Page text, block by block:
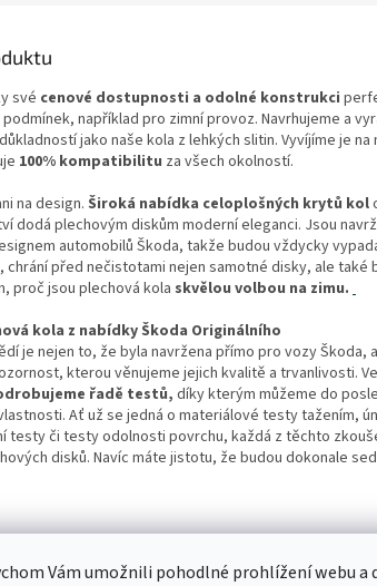
Vám umožnili pohodlné prohlížení webu a
své cenové dostupnosti a odolné konstrukci
například pro zimní provoz. Navrhujeme a
jako naše kola z lehkých slitin. Vyvíjíme je na
100% kompatibilitu za všech okolností.
na design. Široká nabídka celoplošných krytů kol
dodá plechovým diskům moderní eleganci. Jsou
automobilů Škoda, takže budou vždycky
chrání před nečistotami nejen samotné disky, ale také
proč jsou plechová kola skvělou volbou na zimu.
kola z nabídky Škoda Originálního
je nejen to, že byla navržena přímo pro vozy Škoda,
kterou věnujeme jejich kvalitě a trvanlivosti.
řadě testů,díky kterým můžeme do
Ať už se jedná o materiálové testy tažením,
testy či testy odolnosti povrchu, každá z těchto
disků. Navíc máte jistotu, že budou dokonale
velkém technickém průkazu ověřte, že je daná